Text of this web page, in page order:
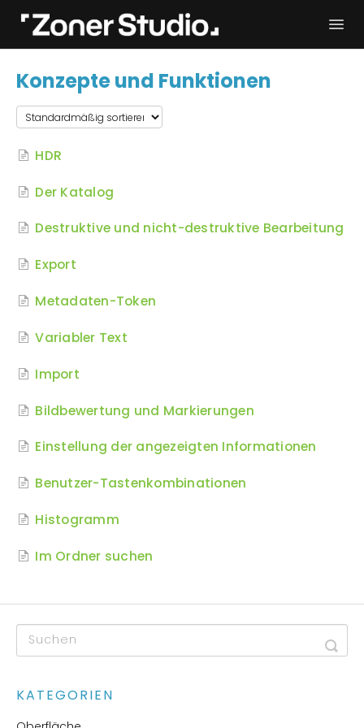
Konzepte und Funktionen
HDR
Der Katalog
Destruktive und nicht-destruktive Bearbeitung
Export
Metadaten-Token
Variabler Text
Import
Bildbewertung und Markierungen
Einstellung der angezeigten Informationen
Benutzer-Tastenkombinationen
Histogramm
Im Ordner suchen
KATEGORIEN